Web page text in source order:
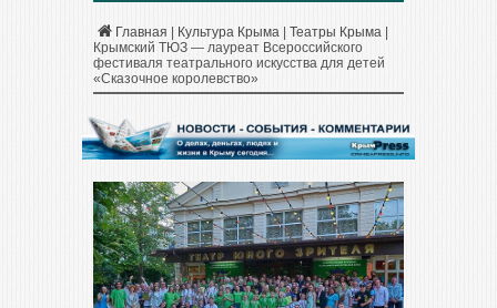
Главная Культура Крыма Театры Крыма
Крымский ТЮЗ — лауреат Всероссийского
фестиваля театрального искусства для детей
«Сказочное королевство»